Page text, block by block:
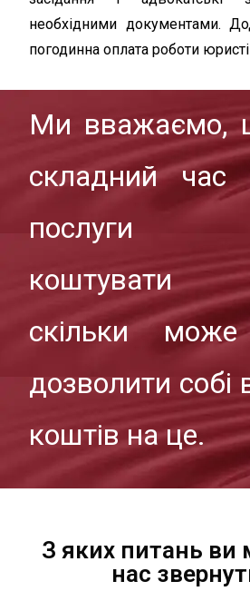
необхідними документами.
погодинна оплата роботи
Ми вважаємо,
складний час
послуги
коштувати
скільки
дозволити собі
коштів на це.
З яких питань ви
нас